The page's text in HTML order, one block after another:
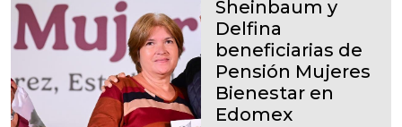
Sheinbaum y
Delfina
beneficiarias de
Pensión Mujeres
Bienestar en
Edomex